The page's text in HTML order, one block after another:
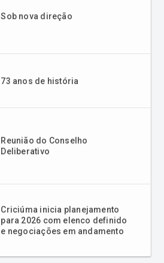
Sob nova direção
73 anos de história
Reunião do Conselho
Deliberativo
Criciúma inicia planejamento
para 2026 com elenco definido
e negociações em andamento